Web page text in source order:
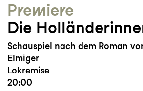
Premiere
Die
Schauspiel nach dem Roman
Elmiger
Lokremise
20:00